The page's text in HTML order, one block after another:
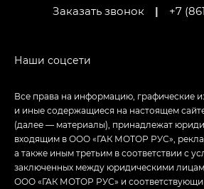
Заказать звонок
| +7
Все права на информацию, графические
и иные содержащиеся на настоящем
(далее — материалы), принадлежат
входящим в ООО «ГАК МОТОР РУС»,
а также иным третьим в соответствии с
заключенных между юридическими
ООО «ГАК МОТОР РУС» и